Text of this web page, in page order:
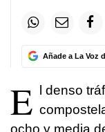
Añade a La Voz
E l denso
ocho y media